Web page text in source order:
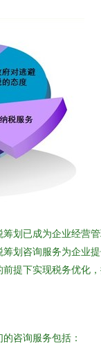
划已成为企业经营
划咨询服务为企业
提下实现税务优化
咨询服务包括：